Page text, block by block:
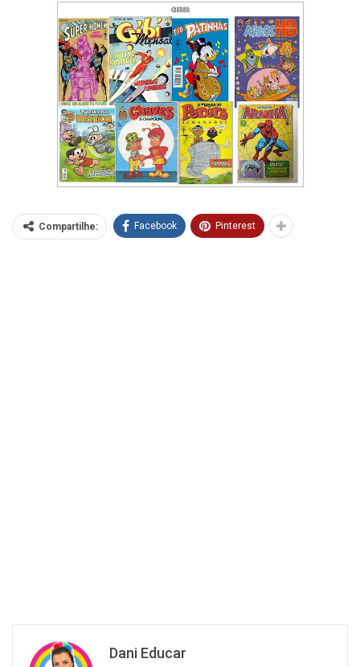
Compartilhe: Facebook Pinterest
Dani Educar